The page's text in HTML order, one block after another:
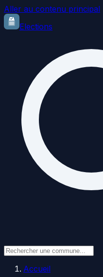
Aller au contenu principal
Elections
Accueil